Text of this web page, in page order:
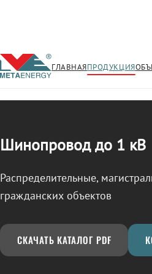
ГЛАВНАЯПРОДУКЦИЯ
← Продукция/ШИНОПРОВОД
Шинопровод до 1 кВ
Распределительные,
гражданских объектов
СКАЧАТЬ КАТАЛОГ PDF